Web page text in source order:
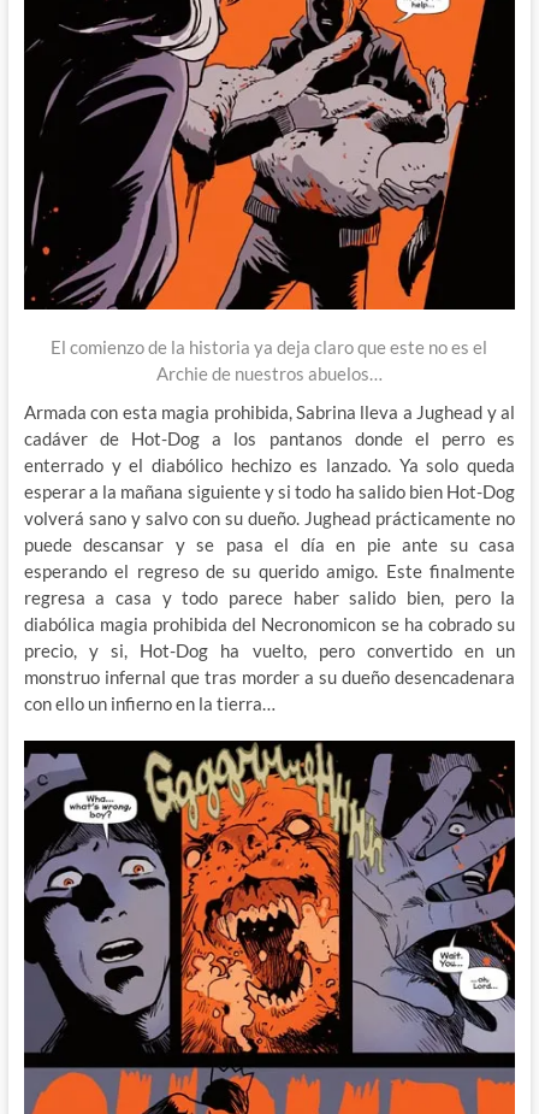
El comienzo de la historia ya deja claro que este no es el
Archie de nuestros abuelos…
Armada con esta magia prohibida, Sabrina lleva a Jughead y al
cadáver de Hot-Dog a los pantanos donde el perro es
enterrado y el diabólico hechizo es lanzado. Ya solo queda
esperar a la mañana siguiente y si todo ha salido bien Hot-Dog
volverá sano y salvo con su dueño. Jughead prácticamente no
puede descansar y se pasa el día en pie ante su casa
esperando el regreso de su querido amigo. Este finalmente
regresa a casa y todo parece haber salido bien, pero la
diabólica magia prohibida del Necronomicon se ha cobrado su
precio, y si, Hot-Dog ha vuelto, pero convertido en un
monstruo infernal que tras morder a su dueño desencadenara
con ello un infierno en la tierra…